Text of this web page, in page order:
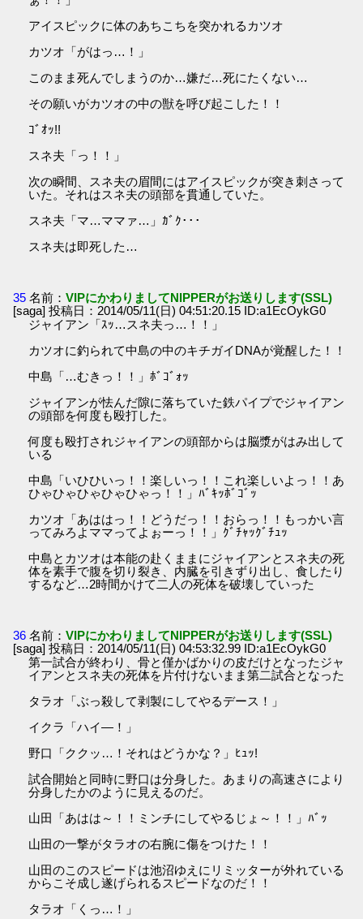
アイスピックに体のあちこちを突かれるカツオ
カツオ「がはっ…！」
このまま死んでしまうのか…嫌だ…死にたくない…
その願いがカツオの中の獣を呼び起こした！！
ｺﾞｵｯ!!
スネ夫「っ！！」
次の瞬間、スネ夫の眉間にはアイスピックが突き刺さって
いた。それはスネ夫の頭部を貫通していた。
スネ夫「マ…ママァ…」ｶﾞｸ･･･
スネ夫は即死した…
35 名前：VIPにかわりましてNIPPERがお送りします(SSL)
[saga] 投稿日：2014/05/11(日) 04:51:20.15 ID:a1EcOykG0
ジャイアン「ｽｯ…スネ夫っ…！！」
カツオに釣られて中島の中のキチガイDNAが覚醒した！！
中島「…むきっ！！」ﾎﾞｺﾞｫｯ
ジャイアンが怯んだ隙に落ちていた鉄パイプでジャイアン
の頭部を何度も殴打した。
何度も殴打されジャイアンの頭部からは脳漿がはみ出して
いる
中島「いひひいっ！！楽しいっ！！これ楽しいよっ！！あ
ひゃひゃひゃひゃひゃっ！！」ﾊﾞｷｯﾎﾞｺﾞｯ
カツオ「あははっ！！どうだっ！！おらっ！！もっかい言
ってみろよママってよぉーっ！！」ｸﾞﾁｬｯｸﾞﾁｭｯ
中島とカツオは本能の赴くままにジャイアンとスネ夫の死
体を素手で腹を切り裂き、内臓を引きずり出し、食したり
するなど…2時間かけて二人の死体を破壊していった
36 名前：VIPにかわりましてNIPPERがお送りします(SSL)
[saga] 投稿日：2014/05/11(日) 04:53:32.99 ID:a1EcOykG0
第一試合が終わり、骨と僅かばかりの皮だけとなったジャ
イアンとスネ夫の死体を片付けないまま第二試合となった
タラオ「ぶっ殺して剥製にしてやるデース！」
イクラ「ハイ―！」
野口「ククッ…！それはどうかな？」ﾋｭｯ!
試合開始と同時に野口は分身した。あまりの高速さにより
分身したかのように見えるのだ。
山田「あはは～！！ミンチにしてやるじょ～！！」ﾊﾞｯ
山田の一撃がタラオの右腕に傷をつけた！！
山田のこのスピードは池沼ゆえにリミッターが外れている
からこそ成し遂げられるスピードなのだ！！
タラオ「くっ…！」